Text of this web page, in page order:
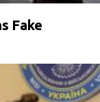
Fake